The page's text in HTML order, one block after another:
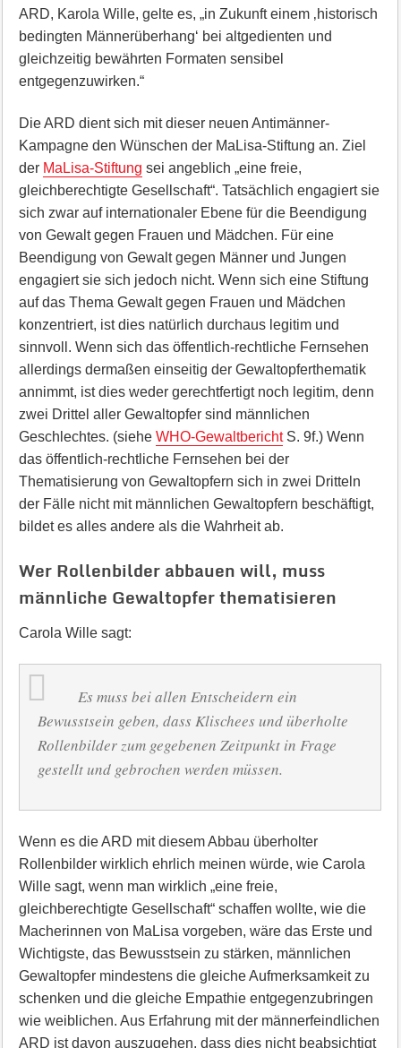
ARD, Karola Wille, gelte es, „in Zukunft einem ‚historisch
bedingten Männerüberhang‘ bei altgedienten und
gleichzeitig bewährten Formaten sensibel
entgegenzuwirken.“
Die ARD dient sich mit dieser neuen Antimänner-
Kampagne den Wünschen der MaLisa-Stiftung an. Ziel
der MaLisa-Stiftung sei angeblich „eine freie,
gleichberechtigte Gesellschaft“. Tatsächlich engagiert sie
sich zwar auf internationaler Ebene für die Beendigung
von Gewalt gegen Frauen und Mädchen. Für eine
Beendigung von Gewalt gegen Männer und Jungen
engagiert sie sich jedoch nicht. Wenn sich eine Stiftung
auf das Thema Gewalt gegen Frauen und Mädchen
konzentriert, ist dies natürlich durchaus legitim und
sinnvoll. Wenn sich das öffentlich-rechtliche Fernsehen
allerdings dermaßen einseitig der Gewaltopferthematik
annimmt, ist dies weder gerechtfertigt noch legitim, denn
zwei Drittel aller Gewaltopfer sind männlichen
Geschlechtes. (siehe WHO-GewaltberichtS. 9f.) Wenn
das öffentlich-rechtliche Fernsehen bei der
Thematisierung von Gewaltopfern sich in zwei Dritteln
der Fälle nicht mit männlichen Gewaltopfern beschäftigt,
bildet es alles andere als die Wahrheit ab.
Wer Rollenbilder abbauen will, muss
männliche Gewaltopfer thematisieren
Carola Wille sagt:
Es muss bei allen Entscheidern ein
Bewusstsein geben, dass Klischees und überholte
Rollenbilder zum gegebenen Zeitpunkt in Frage
gestellt und gebrochen werden müssen.
Wenn es die ARD mit diesem Abbau überholter
Rollenbilder wirklich ehrlich meinen würde, wie Carola
Wille sagt, wenn man wirklich „eine freie,
gleichberechtigte Gesellschaft“ schaffen wollte, wie die
Macherinnen von MaLisa vorgeben, wäre das Erste und
Wichtigste, das Bewusstsein zu stärken, männlichen
Gewaltopfer mindestens die gleiche Aufmerksamkeit zu
schenken und die gleiche Empathie entgegenzubringen
wie weiblichen. Aus Erfahrung mit der männerfeindlichen
ARD ist davon auszugehen, dass dies nicht beabsichtigt